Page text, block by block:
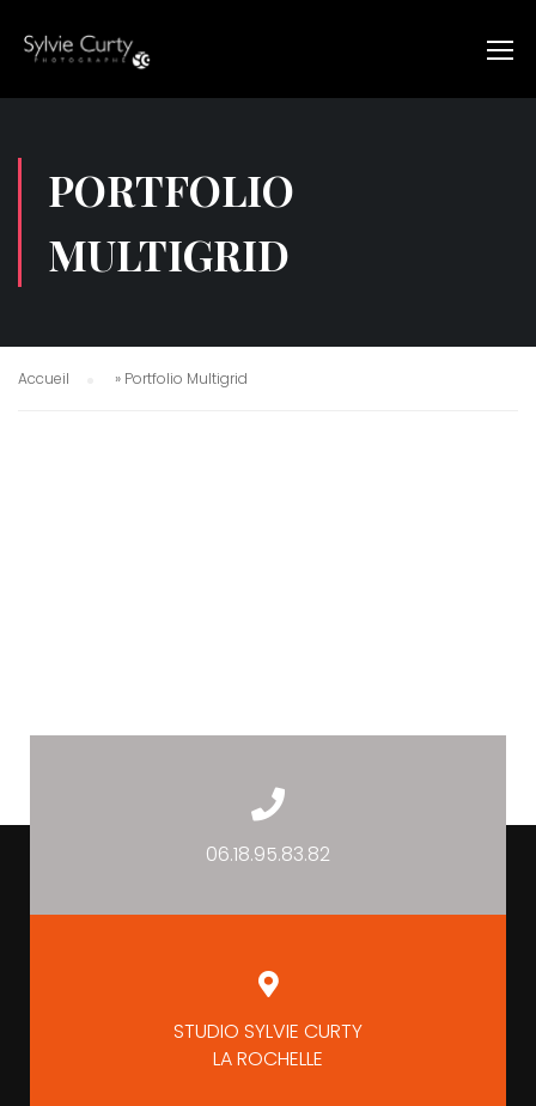
PORTFOLIO
MULTIGRID
Accueil » Portfolio Multigrid
06.18.95.83.82
STUDIO SYLVIE CURTY
LA ROCHELLE